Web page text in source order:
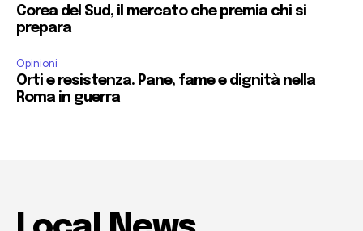
Corea del Sud, il mercato che premia chi si
prepara
Opinioni
Orti e resistenza. Pane, fame e dignità nella
Roma in guerra